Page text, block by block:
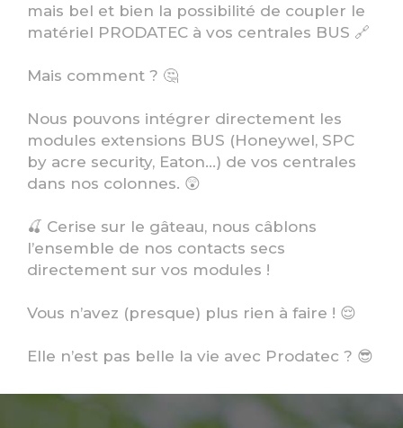
mais bel et bien la possibilité de coupler le
matériel PRODATEC à vos centrales BUS 🔗
Mais comment ? 🤔
Nous pouvons intégrer directement les
modules extensions BUS (Honeywel, SPC
by acre security, Eaton…) de vos centrales
dans nos colonnes. 😲
🍒 Cerise sur le gâteau, nous câblons
l’ensemble de nos contacts secs
directement sur vos modules !
Vous n’avez (presque) plus rien à faire ! 😌
Elle n’est pas belle la vie avec Prodatec ? 😎